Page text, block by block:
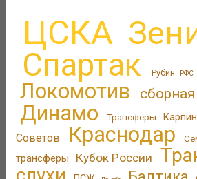
ЦСКА
Спартак Рубин РФС
Локомотив
Динамо Трансферы Карпин
Советов
Краснодар
трансферы
Кубок России